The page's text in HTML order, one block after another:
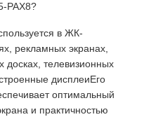
PAX8?
в ЖК-
рекламных экранах,
досках, телевизионных
дисплеиЕго
оптимальный
и практичностью